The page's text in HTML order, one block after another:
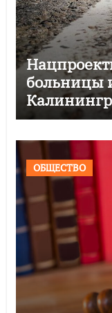
больницы
ОБЩЕСТВО